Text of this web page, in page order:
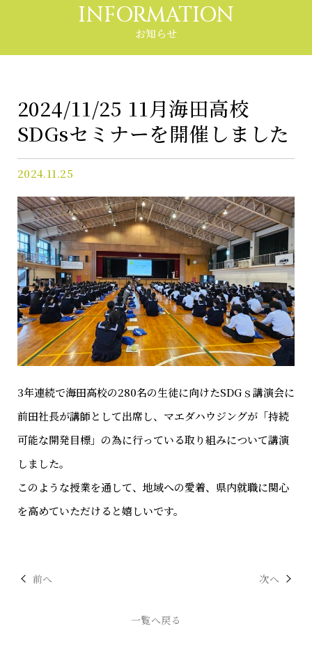
RECRUIT
FOR OWNERS
オーナーズサイト
INFORMATION
お知らせ
2024/11/25 11月海田高校
SDGsセミナーを開催しました
2024.11.25
3年連続で海田高校の280名の生徒に向けたSDGｓ講演会に
前田社長が講師として出席し、マエダハウジングが「持続
可能な開発目標」の為に行っている取り組みについて講演
しました。
このような授業を通して、地域への愛着、県内就職に関心
を高めていただけると嬉しいです。
前へ
一覧へ戻る
次へ